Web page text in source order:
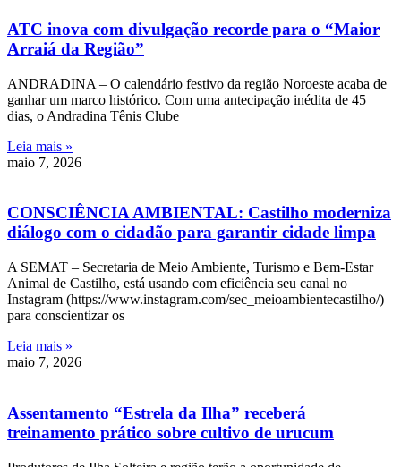
ATC inova com divulgação recorde para o “Maior
Arraiá da Região”
ANDRADINA – O calendário festivo da região Noroeste acaba de
ganhar um marco histórico. Com uma antecipação inédita de 45
dias, o Andradina Tênis Clube
Leia mais »
maio 7, 2026
CONSCIÊNCIA AMBIENTAL: Castilho moderniza
diálogo com o cidadão para garantir cidade limpa
A SEMAT – Secretaria de Meio Ambiente, Turismo e Bem-Estar
Animal de Castilho, está usando com eficiência seu canal no
Instagram (https://www.instagram.com/sec_meioambientecastilho/)
para conscientizar os
Leia mais »
maio 7, 2026
Assentamento “Estrela da Ilha” receberá
treinamento prático sobre cultivo de urucum